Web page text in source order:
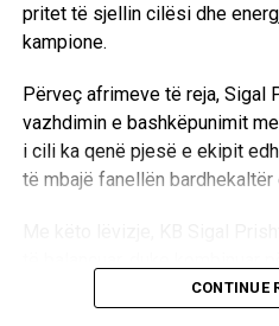
pritet të sjellin cilësi dhe
kampione.
Përveç afrimeve të reja, Sigal
vazhdimin e bashkëpunimit
i cili ka qenë pjesë e ekipit
të mbajë fanellën bardhekaltër
që tashmë e njohin ambientin
CONTINUE